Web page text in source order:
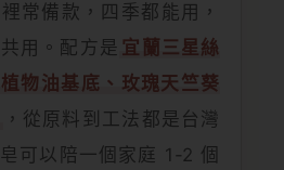
常備款，四季都能用，
用。配方是 宜蘭三星絲
物油基底、玫瑰天竺葵
，從原料到工法都是台灣
可以陪一個家庭 1-2 個